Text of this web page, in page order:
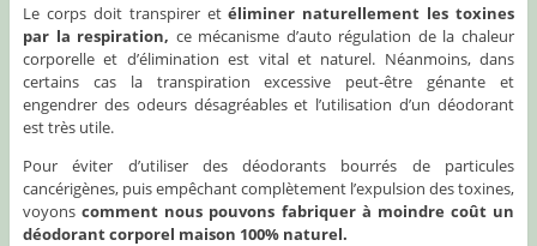
Le corps doit transpirer etéliminer naturellement les toxines
par la respiration, ce mécanisme d’auto régulation de la chaleur
corporelle et d’élimination est vital et naturel. Néanmoins, dans
certains cas la transpiration excessive peut-être génante et
engendrer des odeurs désagréables et l’utilisation d’un déodorant
est très utile.
Pour éviter d’utiliser des déodorants bourrés de particules
cancérigènes, puis empêchant complètement l’expulsion des toxines,
voyonscomment nous pouvons fabriquer à moindre coût un
déodorant corporel maison 100% naturel.